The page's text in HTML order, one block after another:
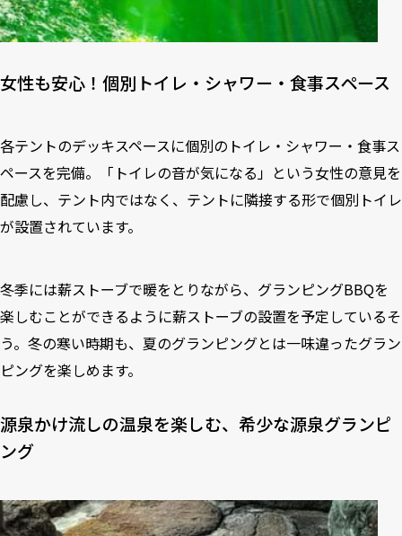
女性も安心！個別トイレ・シャワー・食事スペース
各テントのデッキスペースに個別のトイレ・シャワー・食事ス
ペースを完備。「トイレの音が気になる」という女性の意見を
配慮し、テント内ではなく、テントに隣接する形で個別トイレ
が設置されています。
冬季には薪ストーブで暖をとりながら、グランピングBBQを
楽しむことができるように薪ストーブの設置を予定しているそ
う。冬の寒い時期も、夏のグランピングとは一味違ったグラン
ピングを楽しめます。
源泉かけ流しの温泉を楽しむ、希少な源泉グランピ
ング